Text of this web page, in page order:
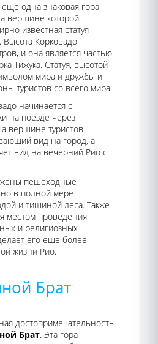
одна знаковая гора
вершине которой
известная статуя
Высота Корковадо
и она является частью
Тижука. Статуя, высотой
мира и дружбы и
туристов со всего мира.
начинается с
на поезде через
вершине туристов
вид на город, а
вид на вечерний Рио с
пешеходные
в полной мере
и тишиной леса. Также
местом проведения
и религиозных
его еще более
жизни Рио.
Брат
достопримечательность
Брат. Эта гора